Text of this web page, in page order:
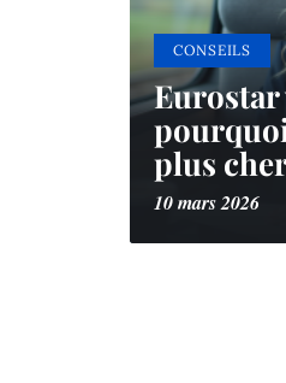
CONSEILS
Eurostar
plus
10 mars 2026